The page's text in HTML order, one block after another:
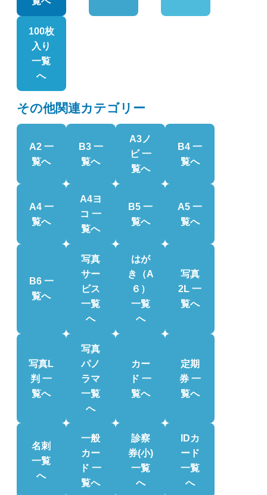
100枚
入り
一覧
へ
その他関連カテゴリー
A2 一
覧へ
B3 一
覧へ
A3ノ
ビ 一
覧へ
B4 一
覧へ
A4 一
覧へ
A4ヨ
コ 一
覧へ
B5 一
覧へ
A5 一
覧へ
B6 一
覧へ
写真
サー
ビス
一覧
へ
はが
き（A
６）
一覧
へ
写真
2L 一
覧へ
写真L
判 一
覧へ
写真
パノ
ラマ
一覧
へ
カー
ド 一
覧へ
定期
券 一
覧へ
名刺
一覧
へ
一般
カー
ド 一
覧へ
診察
券(小)
一覧
へ
IDカ
ード
一覧
へ